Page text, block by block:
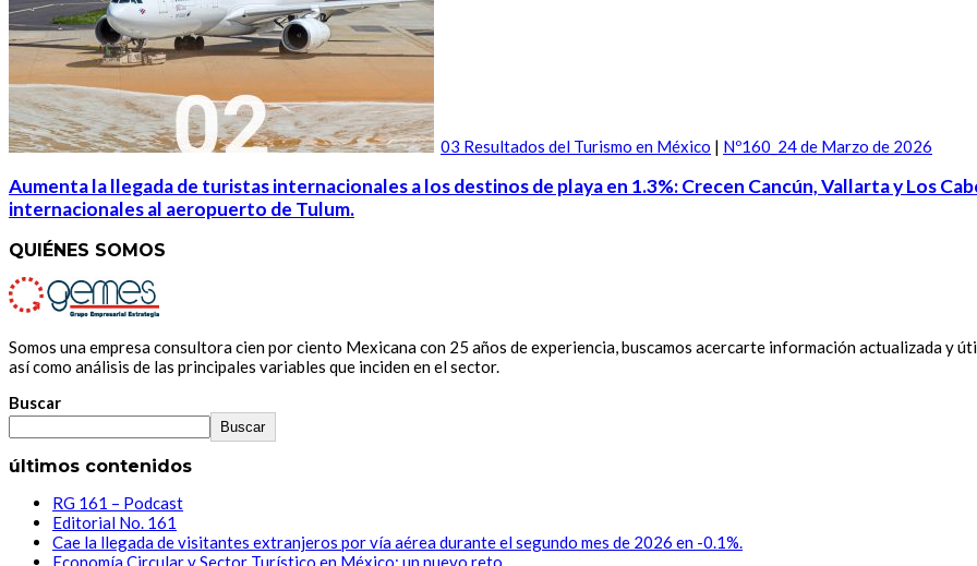
03 Resultados del Turismo en México | Nº160_24 de Marzo de 2026
Aumenta la llegada de turistas internacionales a los destinos de playa en 1.3%: Crecen Cancún, Vallarta y Los
internacionales al aeropuerto de Tulum.
QUIÉNES SOMOS
Somos una empresa consultora cien por ciento Mexicana con 25 años de experiencia, buscamos acercarte información actualizada y
así como análisis de las principales variables que inciden en el sector.
Buscar
Buscar
últimos contenidos
RG 161 – Podcast
Editorial No. 161
Cae la llegada de visitantes extranjeros por vía aérea durante el segundo mes de 2026 en -0.1%.
Economía Circular y Sector Turístico en México: un nuevo reto.